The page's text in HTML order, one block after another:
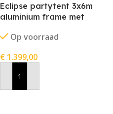
Eclipse partytent 3x6m
aluminium frame met
Op voorraad
€ 1.399,00
In Winkelwagen